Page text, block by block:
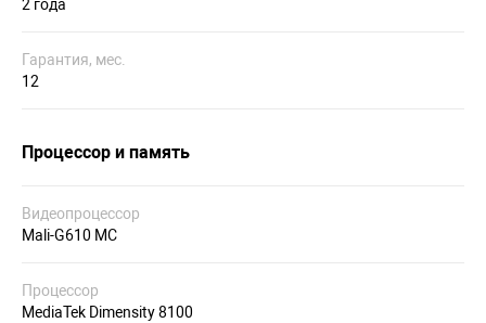
2 года
Гарантия, мес.
12
Процессор и память
Видеопроцессор
Mali-G610 MC
Процессор
MediaTek Dimensity 8100